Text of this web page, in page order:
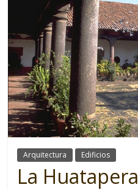
Arquitectura Edificios
La Huatapera